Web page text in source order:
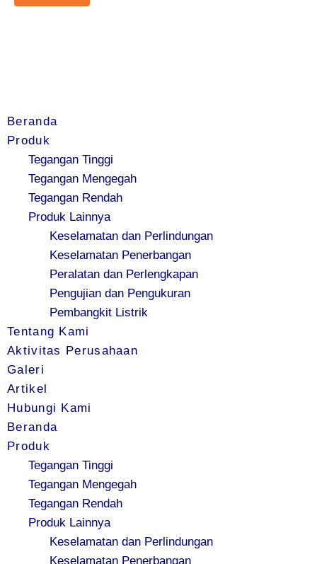
Beranda
Produk
Tegangan Tinggi
Tegangan Mengegah
Tegangan Rendah
Produk Lainnya
Keselamatan dan Perlindungan
Keselamatan Penerbangan
Peralatan dan Perlengkapan
Pengujian dan Pengukuran
Pembangkit Listrik
Tentang Kami
Aktivitas Perusahaan
Galeri
Artikel
Hubungi Kami
Beranda
Produk
Tegangan Tinggi
Tegangan Mengegah
Tegangan Rendah
Produk Lainnya
Keselamatan dan Perlindungan
Keselamatan Penerbangan